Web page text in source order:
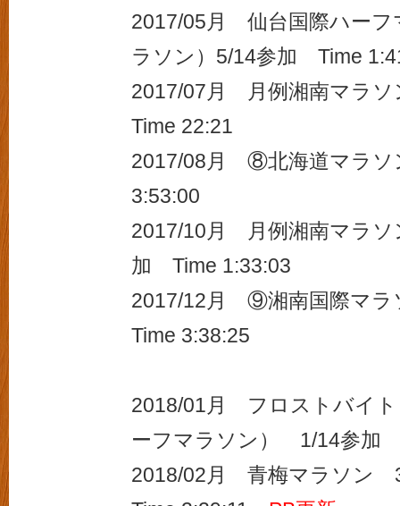
2017/05月 仙台国際ハーフ
ラソン）5/14参加 Time
2017/07月 月例湘南マ
Time 22:21
2017/08月 ⑧北海道マラ
3:53:00
2017/10月 月例湘南マラ
加 Time 1:33:03
2017/12月 ⑨湘南国際マ
Time 3:38:25
2018/01月 フロストバイト
ーフマラソン） 1/14参加
2018/02月 青梅マラソ